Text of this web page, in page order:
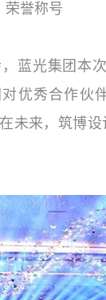
荣誉称号
蓝光集团本
优秀合作伙
未来，筑博设